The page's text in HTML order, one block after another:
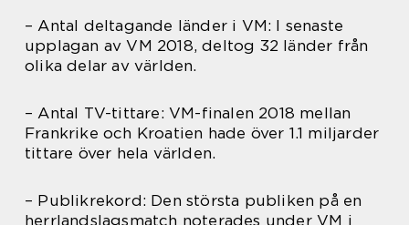
– Antal deltagande länder i VM: I senaste
upplagan av VM 2018, deltog 32 länder från
olika delar av världen.
– Antal TV-tittare: VM-finalen 2018 mellan
Frankrike och Kroatien hade över 1.1 miljarder
tittare över hela världen.
– Publikrekord: Den största publiken på en
herrlandslagsmatch noterades under VM i